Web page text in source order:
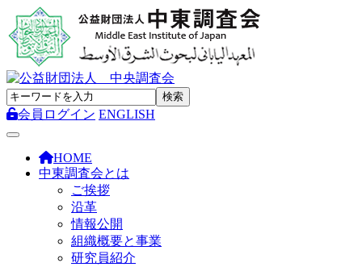
会員ログイン ENGLISH
Toggle navigation
HOME
中東調査会とは
ご挨拶
沿革
情報公開
組織概要と事業
研究員紹介